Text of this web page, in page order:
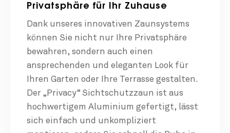
Privatsphäre für Ihr Zuhause
Dank unseres innovativen Zaunsystems
können Sie nicht nur Ihre Privatsphäre
bewahren, sondern auch einen
ansprechenden und eleganten Look für
Ihren Garten oder Ihre Terrasse gestalten.
Der „Privacy“ Sichtschutzzaun ist aus
hochwertigem Aluminium gefertigt, lässt
sich einfach und unkompliziert